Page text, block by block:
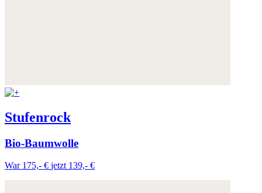
Stufenrock
Bio-Baumwolle
War 175,- € jetzt 139,- €